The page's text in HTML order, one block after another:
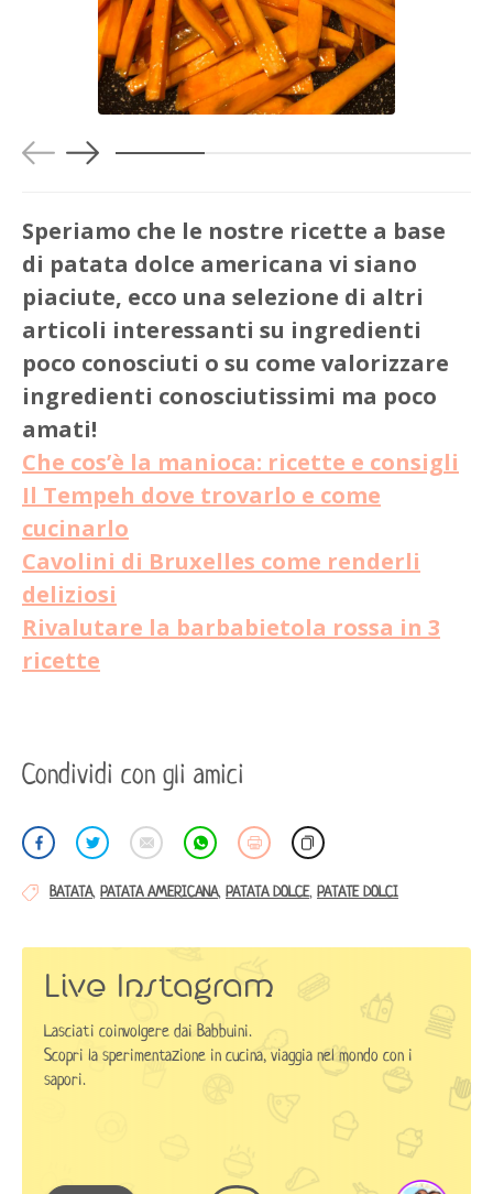
Speriamo che le nostre ricette a base
di patata dolce americana vi siano
piaciute, ecco una selezione di altri
articoli interessanti su ingredienti
poco conosciuti o su come valorizzare
ingredienti conosciutissimi ma poco
amati!
Che cos’è la manioca: ricette e consigli
Il Tempeh dove trovarlo e come
cucinarlo
Cavolini di Bruxelles come renderli
deliziosi
Rivalutare la barbabietola rossa in 3
ricette
Condividi con gli amici
BATATA, PATATA AMERICANA, PATATA DOLCE, PATATE DOLCI
Live Instagram
Lasciati coinvolgere dai Babbuini.
Scopri la sperimentazione in cucina, viaggia nel mondo con i
sapori.